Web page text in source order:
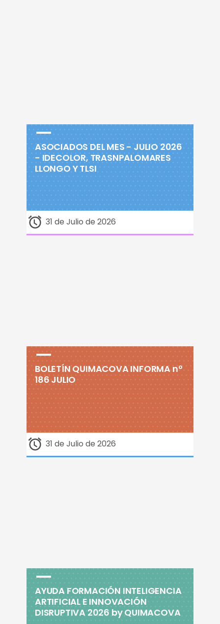
ASOCIADOS DEL MES - JULIO 2026
- IDECOLOR, TRASNPALOMARES
LLONGO Y TLSI
31 de Julio de 2026
BOLETÍN QUIMACOVA INFORMA nº
186 JULIO
31 de Julio de 2026
AYUDA FORMACIÓN INTELIGENCIA
ARTIFICIAL E INNOVACIÓN
DISRUPTIVA 2026 by QUIMACOVA